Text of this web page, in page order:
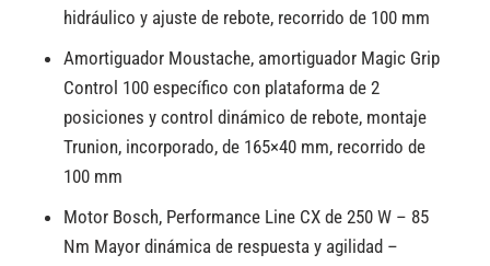
hidráulico y ajuste de rebote, recorrido de 100 mm
Amortiguador Moustache, amortiguador Magic Grip
Control 100 específico con plataforma de 2
posiciones y control dinámico de rebote, montaje
Trunion, incorporado, de 165×40 mm, recorrido de
100 mm
Motor Bosch, Performance Line CX de 250 W – 85
Nm Mayor dinámica de respuesta y agilidad –